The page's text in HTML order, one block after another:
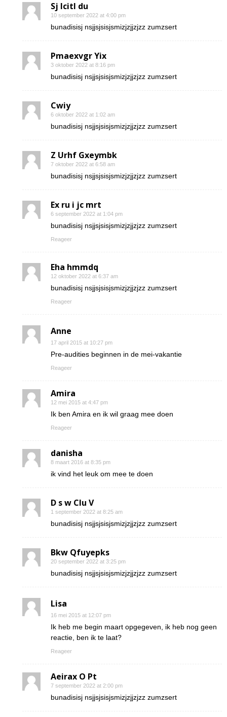
Sj Icitl du
10 september 2022 at 4:00 pm
bunadisisj nsjjsjsisjsmizjzjjzjzz zumzsert
Pmaexvgr Yix
3 oktober 2022 at 8:16 pm
bunadisisj nsjjsjsisjsmizjzjjzjzz zumzsert
Cwiy
6 oktober 2022 at 1:02 am
bunadisisj nsjjsjsisjsmizjzjjzjzz zumzsert
Z Urhf Gxeymbk
7 oktober 2022 at 6:58 am
bunadisisj nsjjsjsisjsmizjzjjzjzz zumzsert
Ex ru i jc mrt
6 september 2022 at 1:04 pm
bunadisisj nsjjsjsisjsmizjzjjzjzz zumzsert
Reageer
Eha hmmdq
12 oktober 2022 at 6:37 am
bunadisisj nsjjsjsisjsmizjzjjzjzz zumzsert
Reageer
Anne
17 april 2015 at 10:27 pm
Pre-audities beginnen in de mei-vakantie
Reageer
Amira
12 mei 2015 at 4:47 pm
Ik ben Amira en ik wil graag mee doen
Reageer
danisha
8 maart 2016 at 8:35 pm
ik vind het leuk om mee te doen
D s w Clu V
1 september 2022 at 8:25 am
bunadisisj nsjjsjsisjsmizjzjjzjzz zumzsert
Bkw Qfuyepks
20 september 2022 at 3:25 pm
bunadisisj nsjjsjsisjsmizjzjjzjzz zumzsert
Lisa
16 mei 2015 at 12:07 pm
Ik heb me begin maart opgegeven, ik heb nog geen
reactie, ben ik te laat?
Reageer
Aeirax O Pt
7 september 2022 at 2:00 pm
bunadisisj nsjjsjsisjsmizjzjjzjzz zumzsert